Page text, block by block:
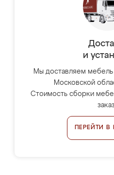
и
Мы доставляем
Московской
Стоимость сборки
ПЕРЕЙТИ В